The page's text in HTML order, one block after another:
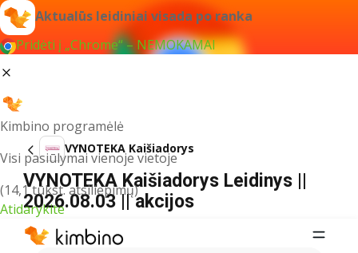
Aktualūs leidiniai visada po ranka
Pridėti į „Chrome“ – NEMOKAMAI
Kimbino programėlė
Visi pasiūlymai vienoje vietoje
(14,1 tūkst. atsiliepimų)
Atidarykite
VYNOTEKA Kaišiadorys
VYNOTEKA Kaišiadorys Leidinys ||
2026.08.03 || akcijos